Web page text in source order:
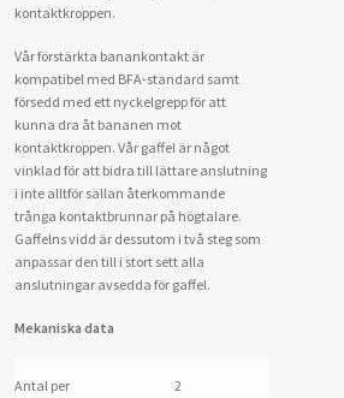
kontaktkroppen.
Vår förstärkta banankontakt är
kompatibel med BFA-standard samt
försedd med ett nyckelgrepp för att
kunna dra åt bananen mot
kontaktkroppen. Vår gaffel är något
vinklad för att bidra till lättare anslutning
i inte alltför sällan återkommande
trånga kontaktbrunnar på högtalare.
Gaffelns vidd är dessutom i två steg som
anpassar den till i stort sett alla
anslutningar avsedda för gaffel.
Mekaniska data
Antal per
2